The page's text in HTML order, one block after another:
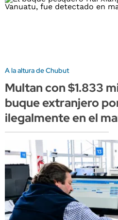
A la altura de Chubut
Multan con $1.833
buque extranjero
ilegalmente en el